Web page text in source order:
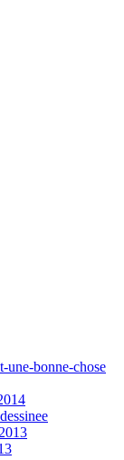
une-bonne-chose